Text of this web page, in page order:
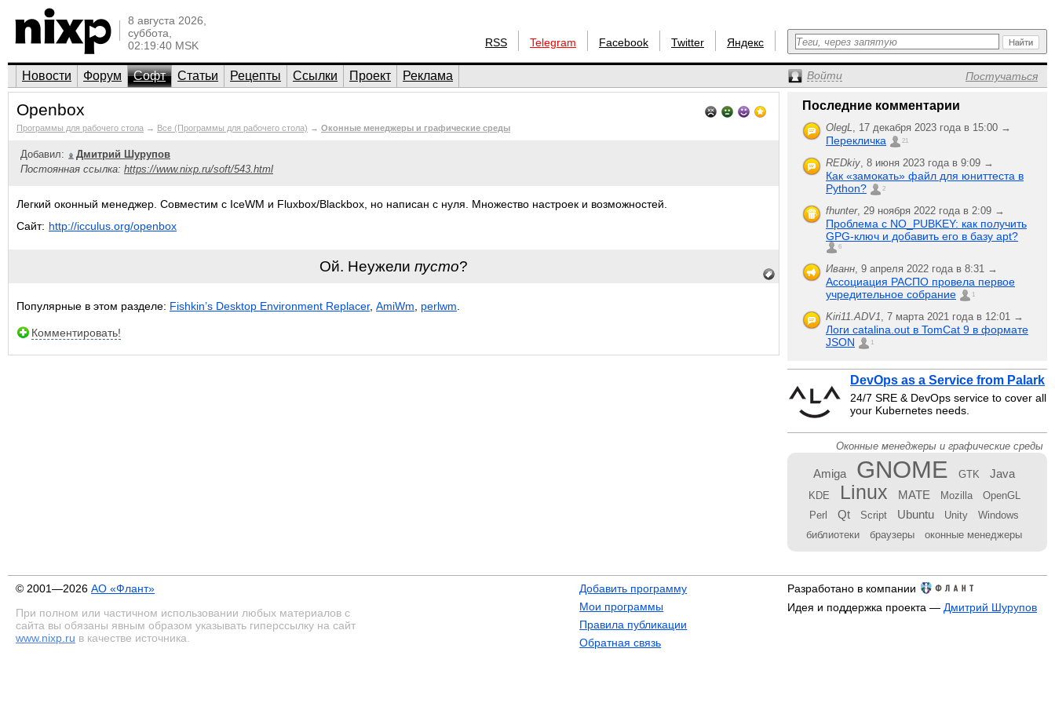
8 августа 2026,
суббота,
02:19:40 MSK
RSS Telegram Facebook Twitter Яндекс
Новости Форум Софт Статьи Рецепты Ссылки Проект Реклама Войти Постучаться
Openbox
Программы для рабочего стола → Все (Программы для рабочего стола) → Оконные менеджеры и графические среды
Добавил:
Дмитрий Шурупов
Постоянная ссылка: https://www.nixp.ru/soft/543.html
Легкий оконный менеджер. Совместим с IceWM и Fluxbox/Blackbox, но написан с нуля. Множество настроек и возможностей.
Сайт: http://icculus.org/openbox
Ой. Неужели пусто?
Популярные в этом разделе: Fishkin’s Desktop Environment Replacer, AmiWm perlwm
Комментировать!
Последние комментарии
OlegL, 17 декабря 2023 года в 15:00 →
Перекличка 21
REDkiy, 8 июня 2023 года в 9:09 →
Как «замокать» файл для юниттеста в
Python?
2
fhunter, 29 ноября 2022 года в 2:09 →
Проблема с NO_PUBKEY: как получить
GPG-ключ и добавить его в базу apt?
6
Иванн, 9 апреля 2022 года в 8:31 →
Ассоциация РАСПО провела первое
учредительное собрание
1
Kiri11.ADV1, 7 марта 2021 года в 12:01 →
Логи catalina.out в TomCat 9 в формате
JSON
1
DevOps as a Service from Palark
24/7 SRE & DevOps service to cover all
your Kubernetes needs.
Оконные менеджеры и графические среды
Amiga GNOME GTK Java
KDE Linux MATE Mozilla
OpenGL
Perl
Qt Script Ubuntu Unity
Windows
библиотеки
браузеры оконные менеджеры
© 2001—2026 АО «Флант»
При полном или частичном использовании любых материалов с
сайта вы обязаны явным образом указывать гиперссылку на сайт
www.nixp.ru в качестве источника.
Добавить программу
Мои программы
Правила публикации
Обратная связь
Разработано в компании
Идея и поддержка проекта — Дмитрий Шурупов